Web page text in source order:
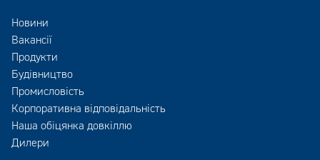
Новини
Вакансії
Продукти
Будівництво
Промисловість
Корпоративна відповідальність
Наша обіцянка довкіллю
Дилери